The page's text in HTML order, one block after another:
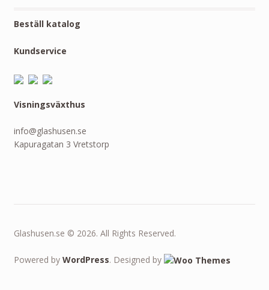
Beställ katalog
Kundservice
Visningsväxthus
info@glashusen.se
Kapuragatan 3 Vretstorp
Glashusen.se © 2026. All Rights Reserved.
Powered by WordPress. Designed by